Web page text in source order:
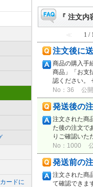
ードに
『 注文内
≪ 1 /
注文後に
商品の購入手
商品」「お支
認ください。
No：36 公
発送後の
注文された商
た後の注文で
りご確認いた
No：1000
発送前の
注文された商
て確認できま